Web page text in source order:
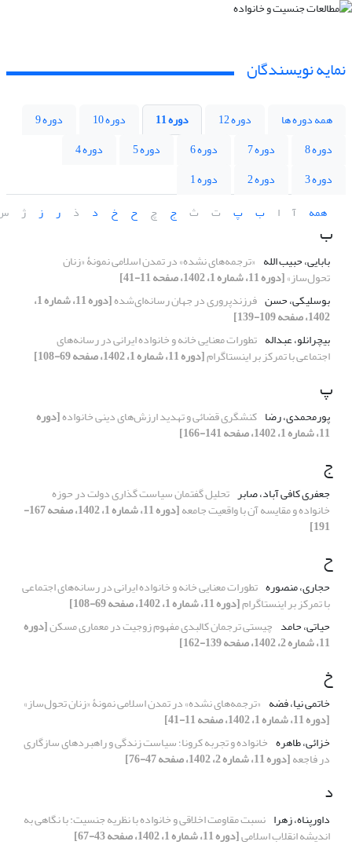
نمایه نویسندگان
همه دوره ها دوره 12 دوره 11 دوره 10
دوره 9
دوره 8
دوره 7 دوره 6 دوره 5
دوره 4
دوره 3
دوره 2
دوره 1
همه
آ ا ب پ ت ث ج چ ح خ د ذ ر ز ژ
ب
بابایی، حبیب الله «ترجمه‌های نشده» در تمدن اسلامی نمونۀ «زنان
تحول‌ساز»[دوره 11، شماره 1، 1402، صفحه 11-41]
بوسلیکی، حسن فرزندپروری در جهان رسانه‌ای‌شده [دوره 11، شماره 1،
1402، صفحه 109-139]
بیچرانلو، عبداله تطورات معنایی خانه و خانواده ایرانی در رسانه‌های
اجتماعی با تمرکز بر اینستاگرام[دوره 11، شماره 1، 1402، صفحه 69-108]
پ
پورمحمدی، رضا کنشگری قضائی و تهدید ارزش‌های دینی خانواده[دوره
11، شماره 1، 1402، صفحه 141-166]
ج
جعفری کافی آباد، صابر تحلیل گفتمان سیاست گذاری دولت در حوزه
خانواده و مقایسه آن با واقعیت جامعه [دوره 11، شماره 1، 1402، صفحه 167-
191]
ح
حجاری، منصوره تطورات معنایی خانه و خانواده ایرانی در رسانه‌های اجتماعی
با تمرکز بر اینستاگرام[دوره 11، شماره 1، 1402، صفحه 69-108]
حیاتی، حامد چیستی ترجمان کالبدی مفهوم زوجیت در معماری مسکن[دوره
11، شماره 2، 1402، صفحه 139-162]
خ
خاتمی نیا، فضه «ترجمه‌های نشده» در تمدن اسلامی نمونۀ «زنان تحول‌ساز»
[دوره 11، شماره 1، 1402، صفحه 11-41]
خزائی، طاهره خانواده و تجربه کرونا؛ سیاست زندگی و راهبردهای سازگاری
در فاجعه[دوره 11، شماره 2، 1402، صفحه 47-76]
د
داورپناه، زهرا نسبت مقاومت اخلاقی و خانواده با نظریه جنسیت: با نگاهی به
اندیشه انقلاب اسلامی[دوره 11، شماره 1، 1402، صفحه 43-67]